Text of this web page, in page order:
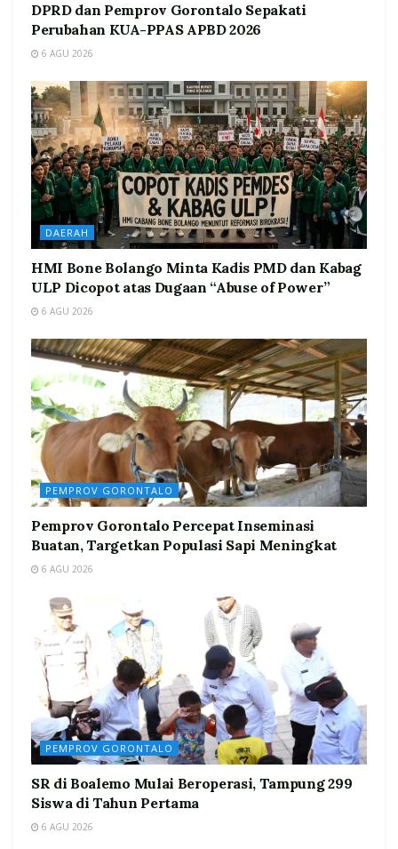
DPRD dan Pemprov Gorontalo Sepakati
Perubahan KUA-PPAS APBD 2026
6 AGU 2026
DAERAH
HMI Bone Bolango Minta Kadis PMD dan Kabag
ULP Dicopot atas Dugaan “Abuse of Power”
6 AGU 2026
PEMPROV GORONTALO
Pemprov Gorontalo Percepat Inseminasi
Buatan, Targetkan Populasi Sapi Meningkat
6 AGU 2026
PEMPROV GORONTALO
SR di Boalemo Mulai Beroperasi, Tampung 299
Siswa di Tahun Pertama
6 AGU 2026